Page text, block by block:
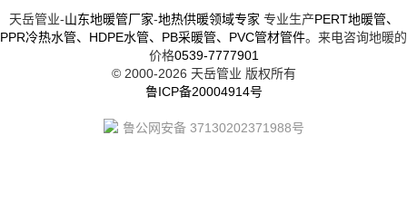
天岳管业-山东地暖管厂家-地热供暖领域专家 专业生产PERT地暖管、
PPR冷热水管、 HDPE水管、 PB采暖管、 PVC管材管件。来电咨询地暖的
价格0539-7777901
© 2000-2026 天岳管业 版权所有
鲁ICP备20004914号
鲁公网安备 37130202371988号